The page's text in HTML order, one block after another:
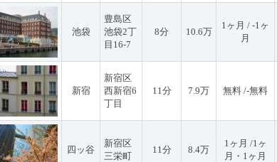
池袋
豊島区
池袋2丁
目16-7
8分 10.6万
1ヶ月 / -1ヶ
月
新宿
新宿区
西新宿6
丁目
11分 7.9万 無料 /-無料
四ッ谷
新宿区
三栄町
11分 8.4万
1ヶ月 /1ヶ
月・1ヶ月